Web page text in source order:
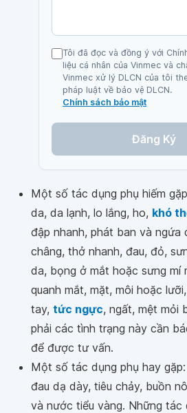
Tôi đã đọc và đồng ý với
liệu cá nhân của Vinmec và
Vinmec xử lý DLCN của tôi
pháp luật về bảo vệ DLCN.
Chính sách bảo mật
Đăng Ký
Một số tác dụng phụ hiếm
da, da lạnh, lo lắng, ho, khó
đập nhanh, phát ban và ngứa
châng, thở nhanh, đau, đỏ,
da, bọng ở mắt hoặc sưng mí
quanh mắt, mặt, môi hoặc
tay, tức ngực, ngất, mệt mỏi
phải các tình trạng này cần
để được tư vấn.
Một số tác dụng phụ hay
đau dạ dày, tiêu chảy, buồn
và nước tiểu vàng. Những tác